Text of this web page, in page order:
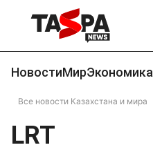
НовостиМирЭкономика
Все новости Казахстана и мира
LRT